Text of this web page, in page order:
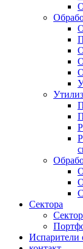
Сектора
Испарители